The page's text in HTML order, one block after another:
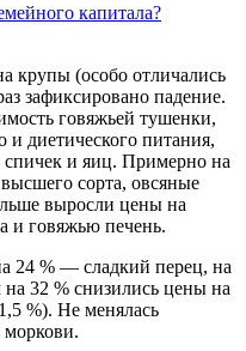
капитала?
крупы (особо отличались
зафиксировано падение.
говяжьей тушенки,
и диетического питания,
спичек и яиц. Примерно на
сорта, овсяные
выросли цены на
и говяжью печень.
24 % — сладкий перец, на
32 % снизились цены на
%). Не менялась
моркови.